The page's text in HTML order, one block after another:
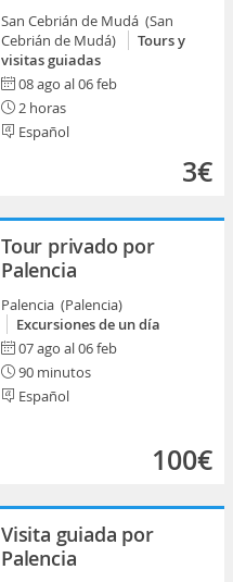
San Cebrián de Mudá (San
Cebrián de Mudá)
Tours y
visitas guiadas
08 ago al 06 feb
2 horas
Español
3€
Tour privado por
Palencia
Palencia (Palencia)
Excursiones de un día
07 ago al 06 feb
90 minutos
Español
100€
Visita guiada por
Palencia